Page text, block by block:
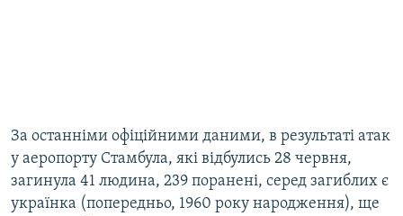
За останніми офіційними даними, в результаті атак
у аеропорту Стамбула, які відбулись 28 червня,
загинула 41 людина, 239 поранені, серед загиблих є
українка (попередньо, 1960 року народження), ще